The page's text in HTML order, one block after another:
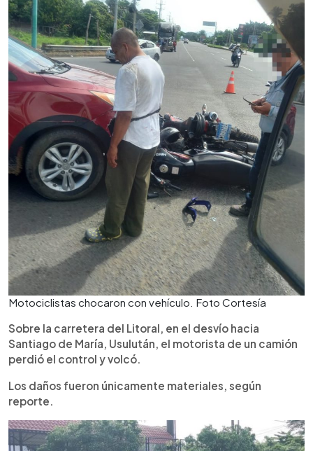
Motociclistas chocaron con vehículo. Foto Cortesía
Sobre la carretera del Litoral, en el desvío hacia
Santiago de María, Usulután, el motorista de un camión
perdió el control y volcó.
Los daños fueron únicamente materiales, según
reporte.